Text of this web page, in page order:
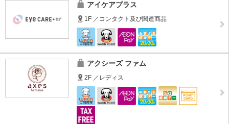
アイケアプラス
1F ／コンタクト及び関連商品
アクシーズ ファム
2F ／レディス